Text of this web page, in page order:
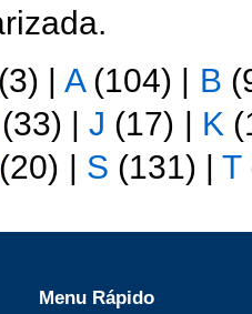
(3) | A(104) | B
(33) |J (17) | K
(20) | S (131) | T
Menu Rápido